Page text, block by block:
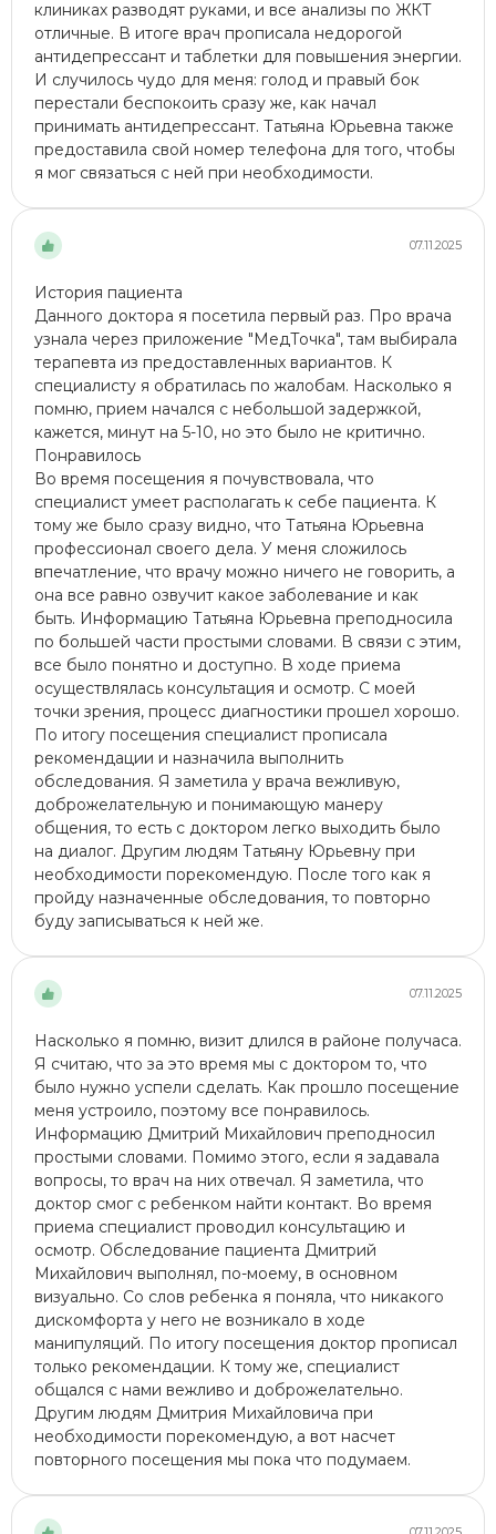
клиниках разводят руками, и все анализы​ по ЖКТ
отличные. В итоге врач прописала недорогой
антидепрессант и таблетки для повышения энергии.
И случилось чудо для меня: голод и правый бок
перестали беспокоить сразу же, как начал
принимать антидепрессант. Татьяна Юрьевна также
предоставила свой номер телефона для того, чтобы
я мог связаться с ней при необходимости.
07.11.2025
История пациента
Данного доктора я посетила первый раз. Про врача
узнала через приложение "МедТочка", там выбирала
терапевта из предоставленных вариантов. К
специалисту я обратилась по жалобам. Насколько я
помню, прием начался с небольшой задержкой,
кажется, минут на 5-10, но это было не критично.
Понравилось
Во время посещения я почувствовала, что
специалист умеет располагать к себе пациента. К
тому же было сразу видно, что Татьяна Юрьевна
профессионал своего дела. У меня сложилось
впечатление, что врачу можно ничего не говорить, а
она все равно озвучит какое заболевание и как
быть. Информацию Татьяна Юрьевна преподносила
по большей части простыми словами. В связи с этим,
все было понятно и доступно. В ходе приема
осуществлялась консультация и осмотр. С моей
точки зрения, процесс диагностики прошел хорошо.
По итогу посещения специалист прописала
рекомендации и назначила выполнить
обследования. Я заметила у врача вежливую,
доброжелательную и понимающую манеру
общения, то есть с доктором легко выходить было
на диалог. Другим людям Татьяну Юрьевну при
необходимости порекомендую. После того как я
пройду назначенные обследования, то повторно
буду записываться к ней же.
07.11.2025
Насколько я помню, визит длился в районе получаса.
Я считаю, что за это время мы с доктором то, что
было нужно успели сделать. Как прошло посещение
меня устроило, поэтому все понравилось.
Информацию Дмитрий Михайлович преподносил
простыми словами. Помимо этого, если я задавала
вопросы, то врач на них отвечал. Я заметила, что
доктор смог с ребенком найти контакт. Во время
приема специалист проводил консультацию и
осмотр. Обследование пациента Дмитрий
Михайлович выполнял, по-моему, в основном
визуально. Со слов ребенка я поняла, что никакого
дискомфорта у него не возникало в ходе
манипуляций. По итогу посещения доктор прописал
только рекомендации. К тому же, специалист
общался с нами вежливо и доброжелательно.
Другим людям Дмитрия Михайловича при
необходимости порекомендую, а вот насчет
повторного посещения мы пока что подумаем.